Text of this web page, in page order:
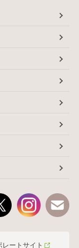
ートサイト